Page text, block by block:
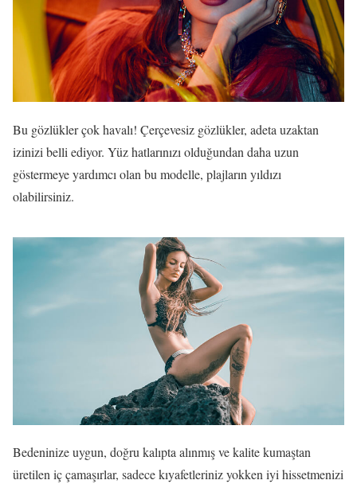
Bu gözlükler çok havalı! Çerçevesiz gözlükler, adeta uzaktan
izinizi belli ediyor. Yüz hatlarınızı olduğundan daha uzun
göstermeye yardımcı olan bu modelle, plajların yıldızı
olabilirsiniz.
Bedeninize uygun, doğru kalıpta alınmış ve kalite kumaştan
üretilen iç çamaşırlar, sadece kıyafetleriniz yokken iyi hissetmenizi